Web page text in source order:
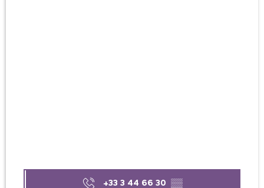
+33 3 44 66 30 ▒▒